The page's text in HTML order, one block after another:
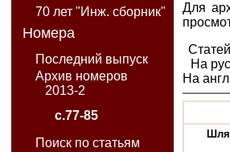
70 лет "Инж. сборник"
Номера
Последний выпуск
Архив номеров
2013-2
с.77-85
Поиск по статьям
Для
На
На